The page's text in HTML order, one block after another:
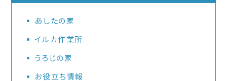
あしたの家
イルカ作業所
うろじの家
お役立ち情報